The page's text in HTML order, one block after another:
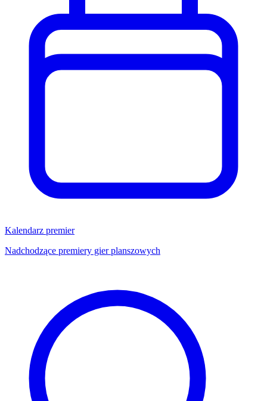
Kalendarz premier
Nadchodzące premiery gier planszowych